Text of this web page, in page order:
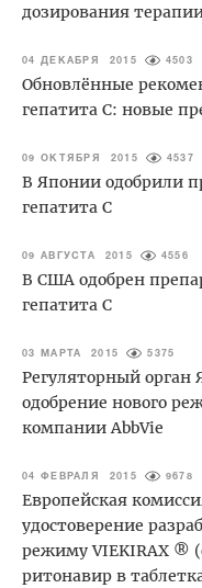
дозирования
04 ДЕКАБРЯ 2015 4503
Обновлённые
гепатита С: новые
09 ОКТЯБРЯ 2015 4537
В Японии одобрили
гепатита С
09 АВГУСТА 2015 4556
В США одобрен
гепатита С
03 МАРТА 2015 5375
Регуляторный орган
одобрение нового
компании AbbVie
04 ФЕВРАЛЯ 2015 9678
Европейская
удостоверение
режиму VIEKIRAX ®
ритонавир в